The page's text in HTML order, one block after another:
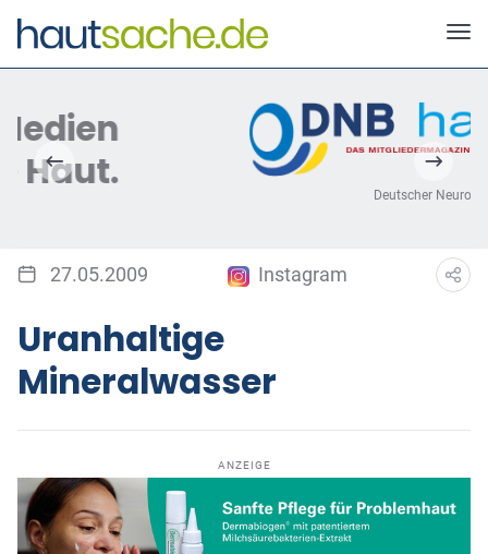
27.05.2009 Instagram
Uranhaltige
Mineralwasser
ANZEIGE